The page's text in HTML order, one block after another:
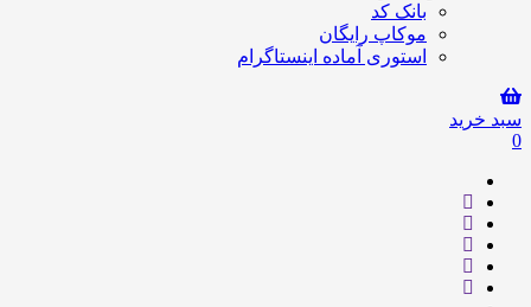
بانک کد
موکاپ رایگان
استوری آماده اینستاگرام
سبد خرید
0